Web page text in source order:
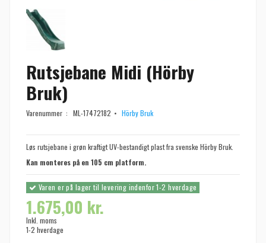
Rutsjebane Midi (Hörby
Bruk)
Varenummer : ML-17472182 Hörby Bruk
Løs rutsjebane i grøn kraftigt UV-bestandigt plast fra svenske Hörby Bruk.
Kan monteres på en 105 cm platform.
Varen er på lager til levering indenfor 1-2 hverdage
1.675,00 kr.
Inkl. moms
1-2 hverdage